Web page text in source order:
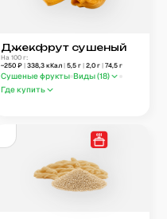
Джекфрут сушеный
На 100 г:
~250 ₽ | 338,3 кКал | 5,5 г | 2,0 г | 74,5 г
Сушеные фрукты Виды (18)
Где купить